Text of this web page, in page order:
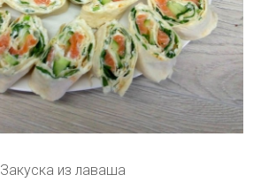
Закуска из лаваша